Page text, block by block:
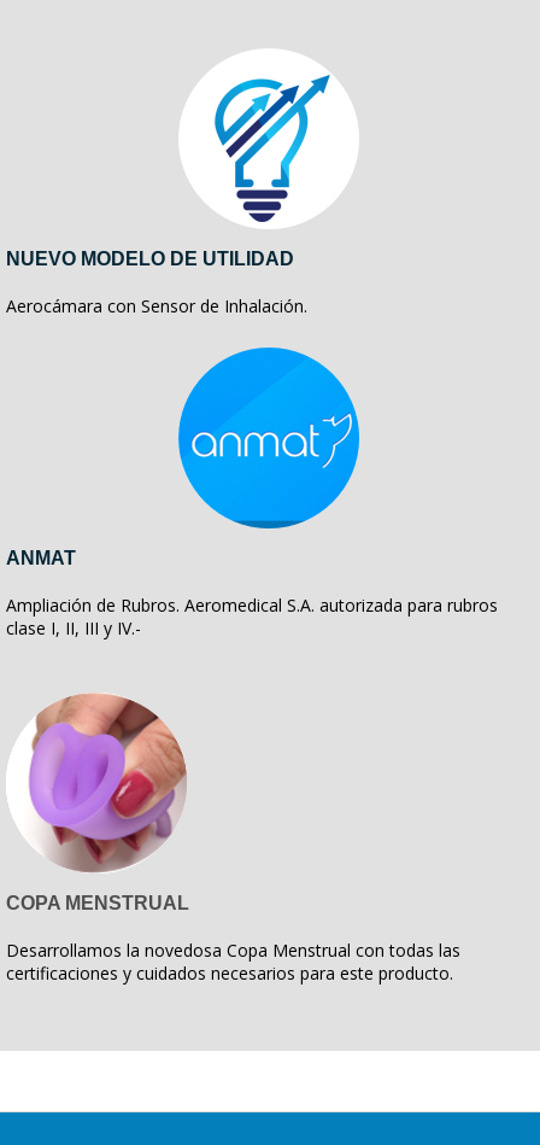
NUEVO MODELO DE UTILIDAD
Aerocámara con Sensor de Inhalación.
ANMAT
Ampliación de Rubros. Aeromedical S.A. autorizada para rubros
clase I, II, III y IV.-
COPA MENSTRUAL
Desarrollamos la novedosa Copa Menstrual con todas las
certificaciones y cuidados necesarios para este producto.